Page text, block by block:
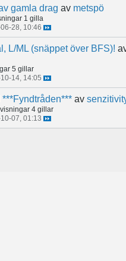
gamla drag av metspö
1 gilla
28, 10:46
L/ML (snäppet över BFS)!
5 gillar
14, 14:05
av
4 gillar
07, 01:13